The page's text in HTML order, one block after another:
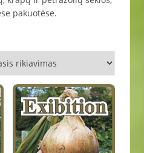
pakuotėse.